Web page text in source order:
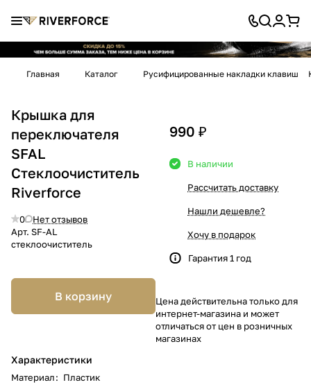
Главная Каталог Русифицированные накладки клавиш
Крышка для
переключателя
SFAL
Стеклоочиститель
Riverforce
0
Нет отзывов
Арт. SF-AL
стеклоочиститель
В корзину
Характеристики
Материал: Пластик
990 ₽
В наличии
Рассчитать доставку
Нашли дешевле?
Хочу в подарок
Гарантия 1 год
Цена действительна только для
интернет-магазина и может
отличаться от цен в розничных
магазинах